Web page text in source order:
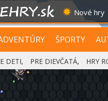
Nové hry
ŠPORTY
DETI, PRE DIEVČATÁ, HRY